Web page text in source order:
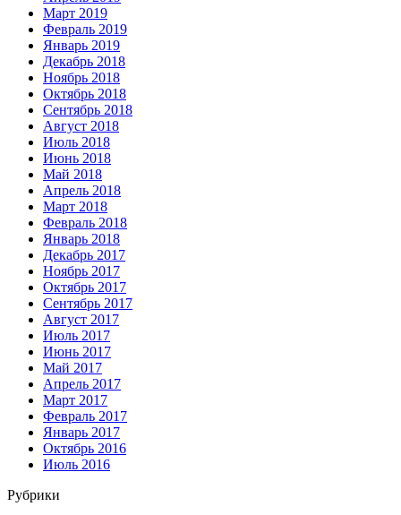
Март 2019
Февраль 2019
Январь 2019
Декабрь 2018
Ноябрь 2018
Октябрь 2018
Сентябрь 2018
Август 2018
Июль 2018
Июнь 2018
Май 2018
Апрель 2018
Март 2018
Февраль 2018
Январь 2018
Декабрь 2017
Ноябрь 2017
Октябрь 2017
Сентябрь 2017
Август 2017
Июль 2017
Июнь 2017
Май 2017
Апрель 2017
Март 2017
Февраль 2017
Январь 2017
Октябрь 2016
Июль 2016
Рубрики